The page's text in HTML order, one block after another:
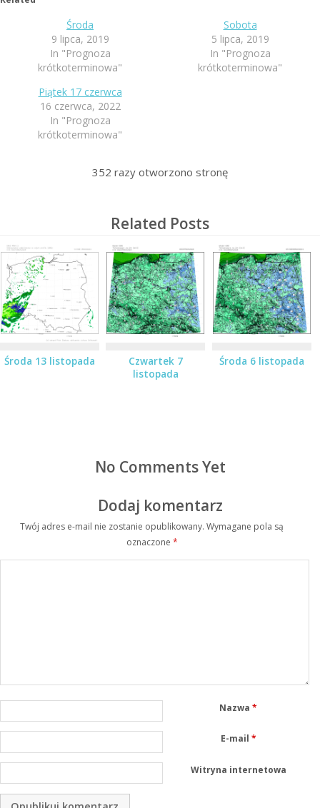
Środa
9 lipca, 2019
In "Prognoza
krótkoterminowa"
Sobota
5 lipca, 2019
In "Prognoza
krótkoterminowa"
Piątek 17 czerwca
16 czerwca, 2022
In "Prognoza
krótkoterminowa"
352 razy otworzono stronę
Related Posts
Środa 13 listopada
Czwartek 7
listopada
Środa 6 listopada
No Comments Yet
Dodaj komentarz
Twój adres e-mail nie zostanie opublikowany. Wymagane pola są
oznaczone *
Nazwa*
E-mail *
Witryna internetowa